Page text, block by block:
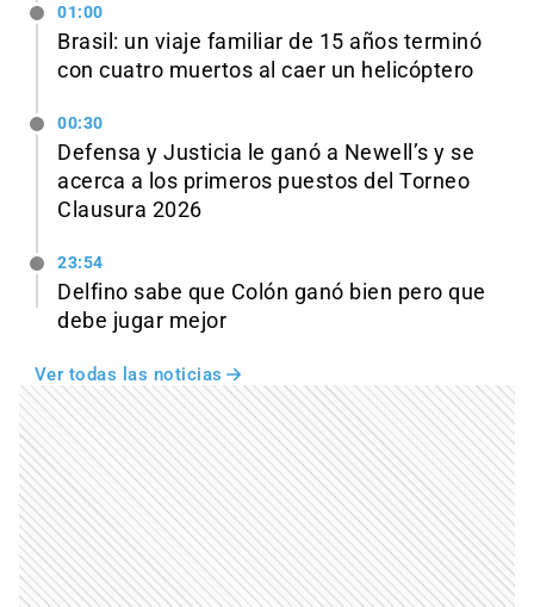
01:00
Brasil: un viaje familiar de 15 años terminó
con cuatro muertos al caer un helicóptero
00:30
Defensa y Justicia le ganó a Newell’s y se
acerca a los primeros puestos del Torneo
Clausura 2026
23:54
Delfino sabe que Colón ganó bien pero que
debe jugar mejor
Ver todas las noticias